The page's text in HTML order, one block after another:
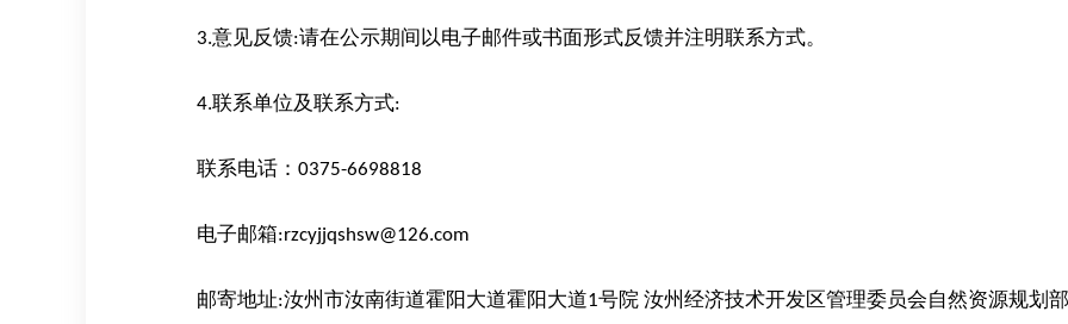
3.意见反馈:请在公示期间以电子邮件或书面形式反馈并注明联系方式。
4.联系单位及联系方式:
联系电话： 0375-6698818
电子邮箱:rzcyjjqshsw@126.com
邮寄地址:汝州市汝南街道霍阳大道霍阳大道1号院 汝州经济技术开发区管理委员会自然资源规划部